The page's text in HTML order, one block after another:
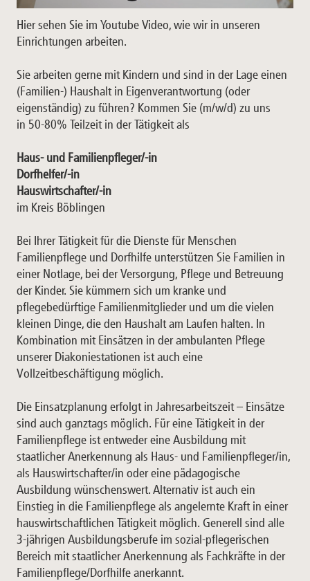
Hier sehen Sie im Youtube Video, wie wir in unseren
Einrichtungen arbeiten.
Sie arbeiten gerne mit Kindern und sind in der Lage einen
(Familien-) Haushalt in Eigenverantwortung (oder
eigenständig) zu führen? Kommen Sie (m/w/d) zu uns
in 50-80% Teilzeit in der Tätigkeit als
Haus- und Familienpfleger/-in
Dorfhelfer/-in
Hauswirtschafter/-in
im Kreis Böblingen
Bei Ihrer Tätigkeit für die Dienste für Menschen
Familienpflege und Dorfhilfe unterstützen Sie Familien in
einer Notlage, bei der Versorgung, Pflege und Betreuung
der Kinder. Sie kümmern sich um kranke und
pflegebedürftige Familienmitglieder und um die vielen
kleinen Dinge, die den Haushalt am Laufen halten. In
Kombination mit Einsätzen in der ambulanten Pflege
unserer Diakoniestationen ist auch eine
Vollzeitbeschäftigung möglich.
Die Einsatzplanung erfolgt in Jahresarbeitszeit – Einsätze
sind auch ganztags möglich. Für eine Tätigkeit in der
Familienpflege ist entweder eine Ausbildung mit
staatlicher Anerkennung als Haus- und Familienpfleger/in,
als Hauswirtschafter/in oder eine pädagogische
Ausbildung wünschenswert. Alternativ ist auch ein
Einstieg in die Familienpflege als angelernte Kraft in einer
hauswirtschaftlichen Tätigkeit möglich. Generell sind alle
3-jährigen Ausbildungsberufe im sozial-pflegerischen
Bereich mit staatlicher Anerkennung als Fachkräfte in der
Familienpflege/Dorfhilfe anerkannt.